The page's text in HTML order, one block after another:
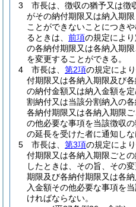
3
市長は、徴収の猶予又は徴
がその納付期限又は納入期
ことができないことにつき
るときは、 前項の規定によ
の各納付期限又は各納入期
を変更することができる。
4
市長は、 第2項の規定によ
付期限又は各納入期限及び
の納付金額又は納入金額を
割納付又は当該分割納入の
各納付期限又は各納入期限
の他必要な事項を当該徴収
の延長を受けた者に通知しな
5
市長は、 第3項の規定によ
付期限又は各納入期限ごと
したときは、その旨、その
期限及び各納付期限又は各
入金額その他必要な事項を
ければならない。